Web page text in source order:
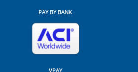
PAY BY BANK
VPAY